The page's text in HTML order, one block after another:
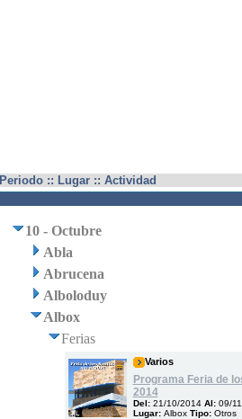
Periodo :: Lugar :: Actividad
10 - Octubre
Abla
Abrucena
Alboloduy
Albox
Ferias
Varios
Programa Feria de
2014
Del: 21/10/2014 Al: 09/
Lugar: AlboxTipo: Otros